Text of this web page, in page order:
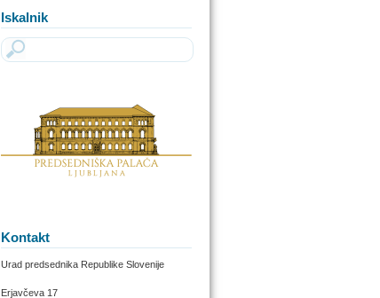
Iskalnik
Kontakt
Urad predsednika Republike Slovenije
Erjavčeva 17